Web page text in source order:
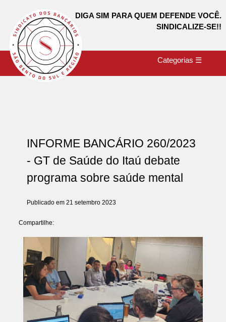
DIGA SIM PARA QUEM DEFENDE VOCÊ.
SINDICALIZE-SE!!
Categorias ☰
INFORME BANCÁRIO 260/2023
- GT de Saúde do Itaú debate
programa sobre saúde mental
Publicado em 21 setembro 2023
Compartilhe: